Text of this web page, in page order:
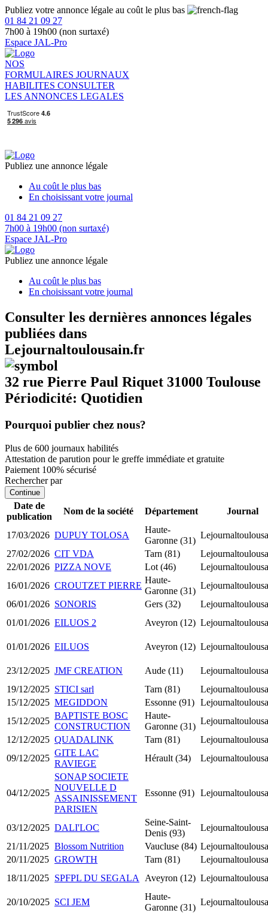
Publiez votre annonce légale au coût le plus bas
01 84 21 09 27
7h00 à 19h00 (non surtaxé)
Espace JAL-Pro
NOS
FORMULAIRES JOURNAUX
HABILITES CONSULTER
LES ANNONCES LEGALES
Publiez une annonce légale
Au coût le plus bas
En choisissant votre journal
01 84 21 09 27
7h00 à 19h00 (non surtaxé)
Espace JAL-Pro
Publiez une annonce légale
Au coût le plus bas
En choisissant votre journal
Consulter les dernières annonces légales
publiées dans
Lejournaltoulousain.fr
32 rue Pierre Paul Riquet 31000 Toulouse
Périodicité: Quotidien
Pourquoi publier chez nous?
Plus de 600 journaux habilités
Attestation de parution pour le greffe immédiate et gratuite
Paiement 100% sécurisé
Rechercher par
Continue
Date de
publication
Nom de la société Département Journal
17/03/2026 DUPUY TOLOSA
Haute-
Garonne (31)
27/02/2026 CIT VDA Tarn (81)
22/01/2026 PIZZA NOVE Lot (46)
16/01/2026 CROUTZET PIERRE
Haute-
Garonne (31)
06/01/2026 SONORIS Gers (32)
01/01/2026 EILUOS 2 Aveyron (12)
01/01/2026 EILUOS Aveyron (12)
23/12/2025 JMF CREATION Aude (11)
19/12/2025 STICI sarl Tarn (81)
15/12/2025 MEGIDDON Essonne (91)
15/12/2025
BAPTISTE BOSC
CONSTRUCTION
Haute-
Garonne (31)
12/12/2025 QUADALINK Tarn (81)
09/12/2025
GITE LAC
RAVIEGE
Hérault (34)
04/12/2025
SONAP SOCIETE
NOUVELLE D
ASSAINISSEMENT
PARISIEN
Essonne (91)
03/12/2025 DALI'LOC
Seine-Saint-
Denis (93)
21/11/2025 Blossom Nutrition Vaucluse (84)
20/11/2025 GROWTH Tarn (81)
18/11/2025 SPFPL DU SEGALA Aveyron (12)
20/10/2025 SCI JEM
Haute-
Garonne (31)